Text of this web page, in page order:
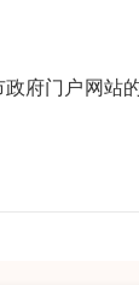
府门户网站